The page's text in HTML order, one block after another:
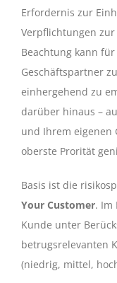
Erfordernis zur
Verpflichtungen
Beachtung kann
Geschäftspartner
einhergehend zu
darüber hinaus –
und Ihrem eigenen
oberste Prorität
Basis ist die
Your Customer. Im
Kunde unter
betrugsrelevanten
(niedrig, mittel,